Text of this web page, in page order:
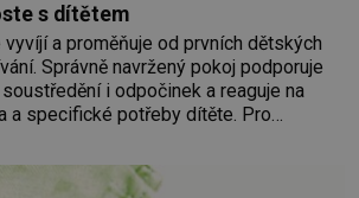
s dítětem
a proměňuje od prvních dětských
Správně navržený pokoj podporuje
i odpočinek a reaguje na
a specifické potřeby dítěte. Pro
působit především klidně a útulně.